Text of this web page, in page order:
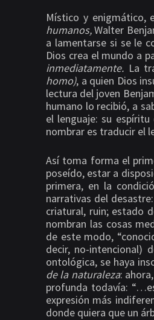
Místico y enigmático,
humanos,Walter
a lamentarse si se le
Dios crea el mundo a
inmediatamente. La
homo), a quien Dios
lectura del joven
humano lo recibió, a
el lenguaje: su
nombrar es traducir el
Así toma forma el
poseído, estar a
primera, en la
narrativas del
criatural, ruin; estado
nombran las cosas
de este modo,
decir, no-intencional)
ontológica, se haya
de la naturaleza:
profunda todavía:
expresión más
donde quiera que un